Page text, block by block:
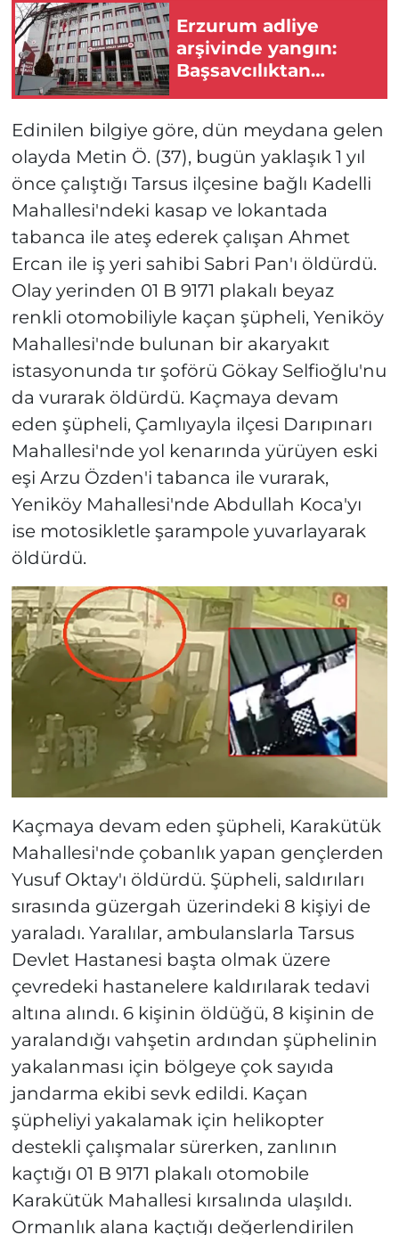
Erzurum adliye
arşivinde yangın:
Başsavcılıktan
Edinilen bilgiye göre, dün meydana gelen
olayda Metin Ö. (37), bugün yaklaşık 1 yıl
önce çalıştığı Tarsus ilçesine bağlı Kadelli
Mahallesi'ndeki kasap ve lokantada
tabanca ile ateş ederek çalışan Ahmet
Ercan ile iş yeri sahibi Sabri Pan'ı öldürdü.
Olay yerinden 01 B 9171 plakalı beyaz
renkli otomobiliyle kaçan şüpheli, Yeniköy
Mahallesi'nde bulunan bir akaryakıt
istasyonunda tır şoförü Gökay Selfioğlu'nu
da vurarak öldürdü. Kaçmaya devam
eden şüpheli, Çamlıyayla ilçesi Darıpınarı
Mahallesi'nde yol kenarında yürüyen eski
eşi Arzu Özden'i tabanca ile vurarak,
Yeniköy Mahallesi'nde Abdullah Koca'yı
ise motosikletle şarampole yuvarlayarak
öldürdü.
Kaçmaya devam eden şüpheli, Karakütük
Mahallesi'nde çobanlık yapan gençlerden
Yusuf Oktay'ı öldürdü. Şüpheli, saldırıları
sırasında güzergah üzerindeki 8 kişiyi de
yaraladı. Yaralılar, ambulanslarla Tarsus
Devlet Hastanesi başta olmak üzere
çevredeki hastanelere kaldırılarak tedavi
altına alındı. 6 kişinin öldüğü, 8 kişinin de
yaralandığı vahşetin ardından şüphelinin
yakalanması için bölgeye çok sayıda
jandarma ekibi sevk edildi. Kaçan
şüpheliyi yakalamak için helikopter
destekli çalışmalar sürerken, zanlının
kaçtığı 01 B 9171 plakalı otomobile
Karakütük Mahallesi kırsalında ulaşıldı.
Ormanlık alana kaçtığı değerlendirilen